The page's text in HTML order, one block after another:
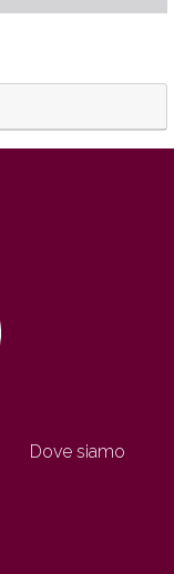
Dove siamo